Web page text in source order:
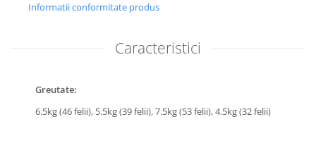
Informatii conformitate produs
Caracteristici
Greutate:
6.5kg (46 felii), 5.5kg (39 felii),7.5kg (53 felii),4.5kg (32 felii)